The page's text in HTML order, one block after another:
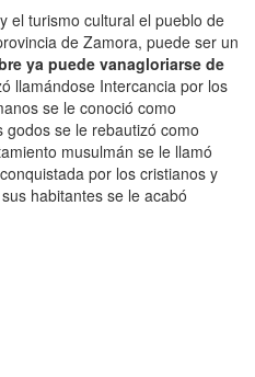
el turismo cultural el pueblo de
de Zamora, puede ser un
ya puede vanagloriarse de
llamándose Intercancia por los
se le conoció como
se le rebautizó como
musulmán se le llamó
por los cristianos y
habitantes se le acabó